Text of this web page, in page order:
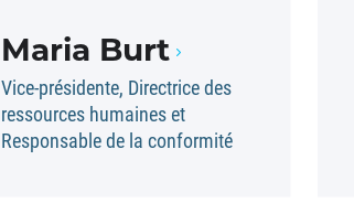
Maria Burt
Vice-présidente, Directrice des
ressources humaines et
Responsable de la conformité